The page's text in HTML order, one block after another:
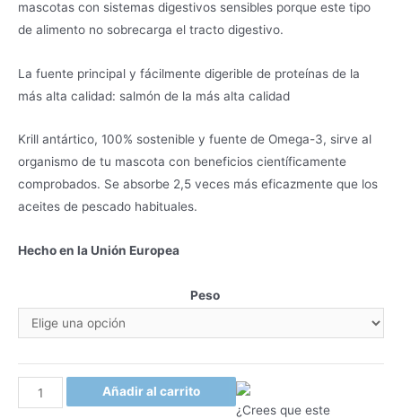
₡ 75.630,00
mascotas con sistemas digestivos sensibles porque este tipo
de alimento no sobrecarga el tracto digestivo.
La fuente principal y fácilmente digerible de proteínas de la
más alta calidad: salmón de la más alta calidad
Krill antártico, 100% sostenible y fuente de Omega-3, sirve al
organismo de tu mascota con beneficios científicamente
comprobados. Se absorbe 2,5 veces más eficazmente que los
aceites de pescado habituales.
Hecho en la Unión Europea
Peso
Peces
Blancos
Añadir al carrito
¿Crees que este